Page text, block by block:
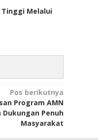
Tinggi Melalui
Pos berikutnya
Program AMN
Penuh
Masyarakat